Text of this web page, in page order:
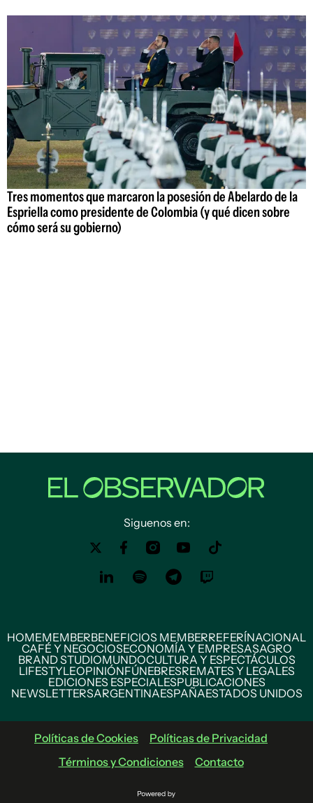
Tres momentos que marcaron la posesión de Abelardo de la
Espriella como presidente de Colombia (y qué dicen sobre
cómo será su gobierno)
Siguenos en:
HOMEMEMBERBENEFICIOS MEMBERREFERÍNACIONAL
CAFÉ Y NEGOCIOSECONOMÍA Y EMPRESASAGRO
BRAND STUDIOMUNDOCULTURA Y ESPECTÁCULOS
LIFESTYLEOPINIÓNFÚNEBRESREMATES Y LEGALES
EDICIONES ESPECIALESPUBLICACIONES
NEWSLETTERSARGENTINAESPAÑAESTADOS UNIDOS
Políticas de Cookies
Políticas de Privacidad
Términos y Condiciones
Contacto